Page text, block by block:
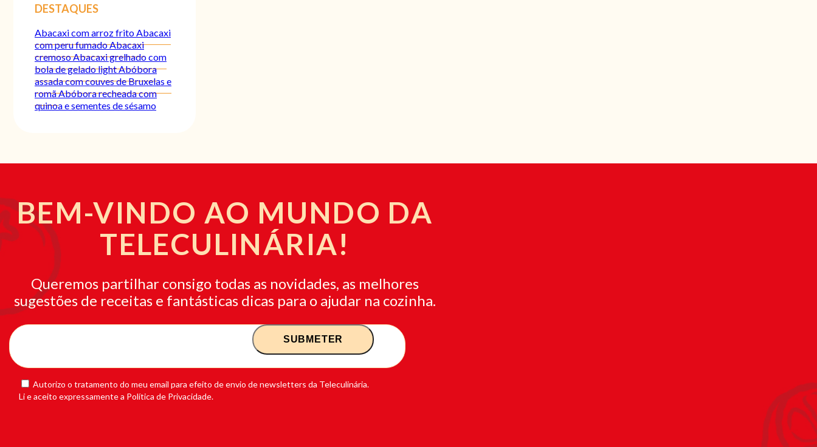
DESTAQUES
Abacaxi com arroz fritoAbacaxi
com peru fumadoAbacaxi
cremosoAbacaxi grelhado com
bola de gelado lightAbóbora
assada com couves de Bruxelas e
romãAbóbora recheada com
quinoa e sementes de sésamo
BEM-VINDO AO MUNDO DA
TELECULINÁRIA!
Queremos partilhar consigo todas as novidades, as melhores
sugestões de receitas e fantásticas dicas para o ajudar na cozinha.
Autorizo o tratamento do meu email para efeito de envio de newsletters da Teleculinária.
Li e aceito expressamente a Política de Privacidade.